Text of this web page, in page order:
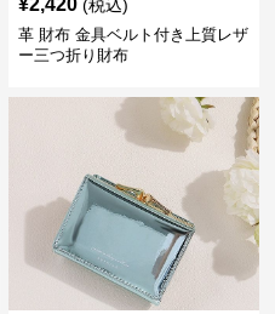
¥2,420 (税込)
革 財布 金具ベルト付き上質レザ
ー三つ折り財布